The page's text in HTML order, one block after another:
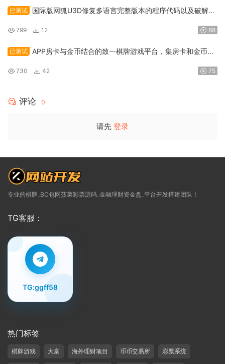
已测试
国际版网狐U3D修复多语言完整版本的程序代码以及破解服
799 12 68
已测试
APP房卡与金币结合的致一棋牌游戏平台，集房卡和金币于
730 42 75
评论 0
请先 登录
专业的棋牌_BC包网菠菜彩票源码_金融理财资金盘_平台开发搭建团队！
TG客服：
TG:ggff58
热门标签
棋牌游戏 大富 海外理财项目 币币交易所 彩票系统